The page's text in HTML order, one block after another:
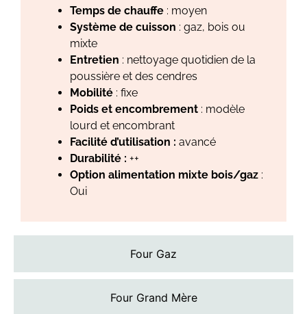
Four Gaz
Four Grand Mère
Temps de chauffe : moyen
Système de cuisson : gaz, bois ou
mixte
Entretien : nettoyage quotidien de la
poussière et des cendres
Mobilité : fixe
Poids et encombrement : modèle
lourd et encombrant
Facilité d’utilisation : avancé
Durabilité : ++
Option alimentation mixte bois/gaz :
Oui